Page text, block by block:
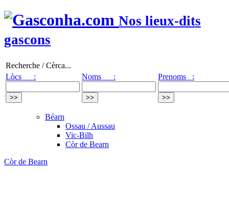
Nos lieux-dits
gascons
Recherche / Cèrca...
Lòcs :
Noms : Prenoms :
Béarn
Ossau / Aussau
Vic-Bilh
Còr de Bearn
Còr de Bearn